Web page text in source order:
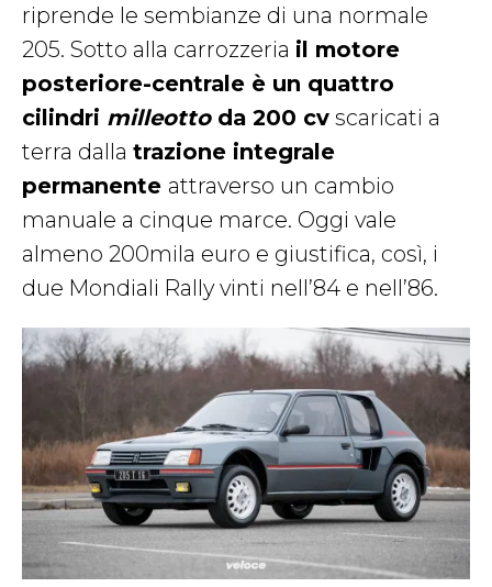
riprende le sembianze di una normale
205. Sotto alla carrozzeria il motore
posteriore-centrale è un quattro
cilindri milleotto da 200 cv scaricati a
terra dalla trazione integrale
permanente attraverso un cambio
manuale a cinque marce. Oggi vale
almeno 200mila euro e giustifica, così, i
due Mondiali Rally vinti nell’84 e nell’86.